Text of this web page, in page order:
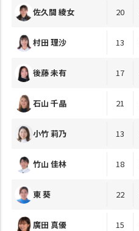
佐久間 綾女 20
村田 理沙 13
後藤 未有 17
石山 千晶 21
小竹 莉乃 13
竹山 佳林 18
東 葵 22
廣田 真優 15